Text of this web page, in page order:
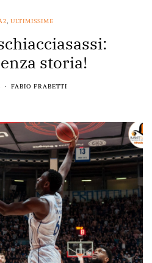
, ULTIMISSIME
storia!
FABIO FRABETTI